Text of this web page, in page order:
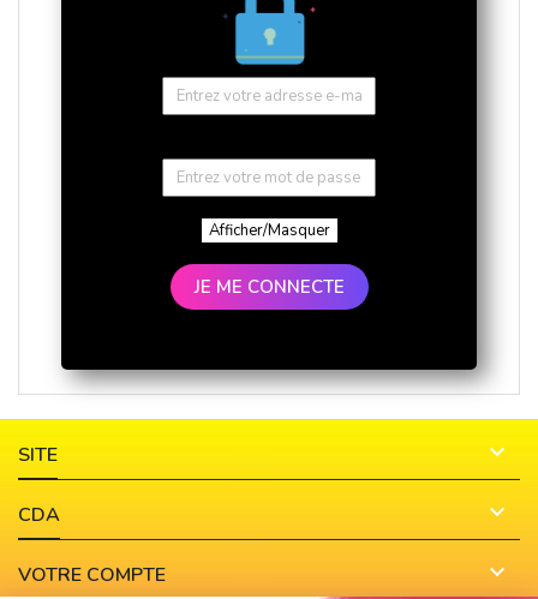
Afficher/Masquer
JE ME CONNECTE
SITE 
CDA 
VOTRE COMPTE 